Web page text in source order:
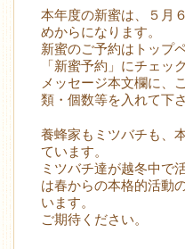
本年度の新蜜は、５月
めからになります。
新蜜のご予約はトップ
「新蜜予約」にチェッ
メッセージ本文欄に、
類・個数等を入れて下さ
養蜂家もミツバチも、
ています。
ミツバチ達が越冬中で
は春からの本格的活動
います。
ご期待ください。